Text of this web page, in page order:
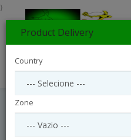
5 Stalk
}
Product Delivery
Country
Zone